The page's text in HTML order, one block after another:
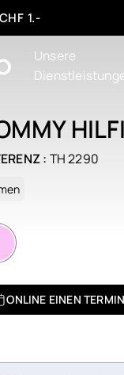
1.-
Unsere
: TH 2290
ONLINE EINEN